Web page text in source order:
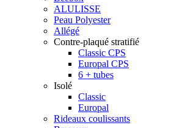
ALULISSE
Peau Polyester
Allégé
Contre-plaqué stratifié
Classic CPS
Europal CPS
6 + tubes
Isolé
Classic
Europal
Rideaux coulissants